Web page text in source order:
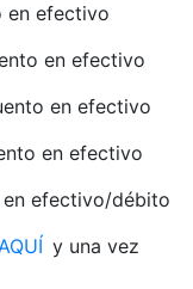
en efectivo
en efectivo
en efectivo
en efectivo
en efectivo/débito
y una vez